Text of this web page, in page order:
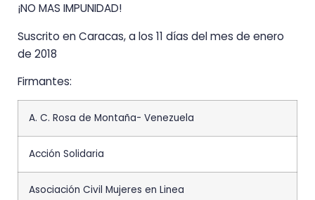
¡NO MAS IMPUNIDAD!
Suscrito en Caracas, a los 11 días del mes de enero
de 2018
Firmantes:
A. C. Rosa de Montaña- Venezuela
Acción Solidaria
Asociación Civil Mujeres en Linea